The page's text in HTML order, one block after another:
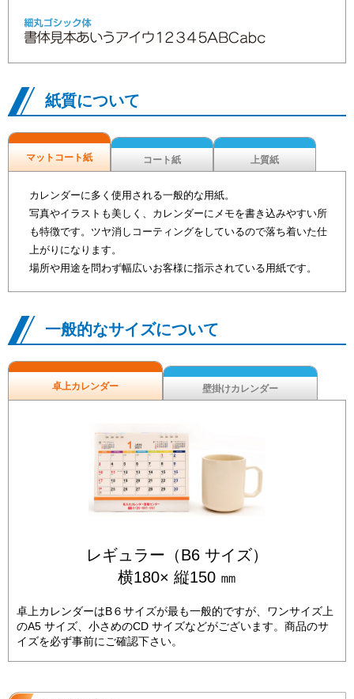
紙質について
マットコート紙 コート紙 上質紙
カレンダーに多く使用される一般的な用紙。
写真やイラストも美しく、カレンダーにメモを書き込みやすい所
も特徴です。ツヤ消しコーティングをしているので落ち着いた仕
上がりになります。
場所や用途を問わず幅広いお客様に指示されている用紙です。
一般的なサイズについて
卓上カレンダー 壁掛けカレンダー
レギュラー（B6 サイズ）
横180× 縦150 ㎜
卓上カレンダーはB６サイズが最も一般的ですが、ワンサイズ上
のA5 サイズ、小さめのCD サイズなどがございます。商品のサ
イズを必ず事前にご確認下さい。